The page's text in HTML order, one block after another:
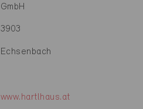
GmbH
3903
Echsenbach
www.hartlhaus.at